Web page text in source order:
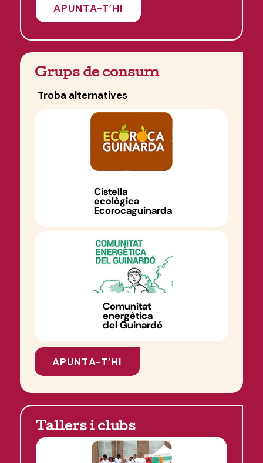
APUNTA-T’HI
Grups de consum
Troba alternatives
Cistella
ecològica
Ecorocaguinarda
Comunitat
energètica
del Guinardó
APUNTA-T’HI
Tallers i clubs